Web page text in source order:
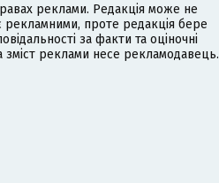
реклами. Редакція може не
проте редакція бере
за факти та оціночні
зміст реклами несе рекламодавець.